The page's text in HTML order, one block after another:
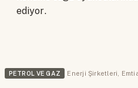
ediyor.
PETROL VE GAZ Enerji Şirketleri,